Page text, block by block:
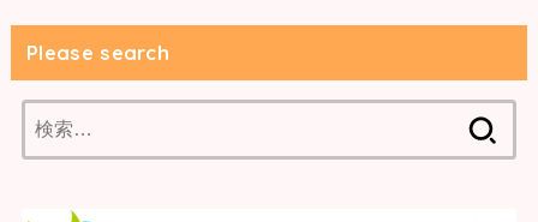
Please search
索: